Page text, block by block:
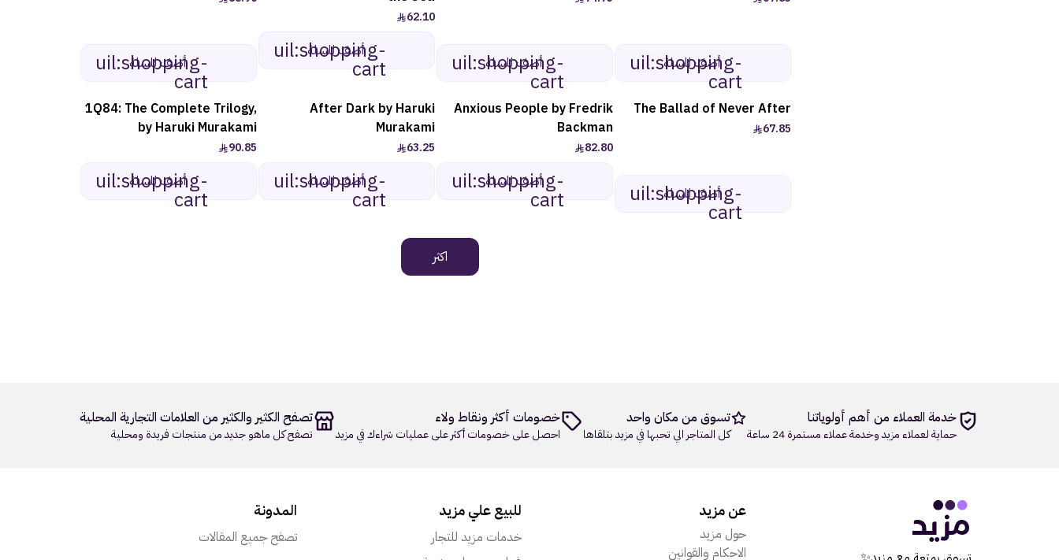
uil:shopping-
cart
أضف للسلة uil:shopping-
cart
أضف للسلة
62.10
uil:shopping-
cart
أضف للسلة uil:shopping-
cart
أضف للسلة
The Ballad of Never After
67.85
uil:shopping-
cart
أضف للسلة
Anxious People by Fredrik
Backman
82.80
uil:shopping-
cart
أضف للسلة
After Dark by Haruki
Murakami
63.25
uil:shopping-
cart
أضف للسلة
1Q84: The Complete Trilogy,
by Haruki Murakami
90.85
uil:shopping-
cart
أضف للسلة
اكثر
خدمة العملاء من أهم أولوياتنا
حماية لعملاء مزيد وخدمة عملاء مستمرة 24 ساعة
تسوق من مكان واحد
كل المتاجر الي تحبها في مزيد بتلقاها
خصومات أكثر ونقاط ولاء
احصل على خصومات أكثر على عمليات شراءك في مزيد
تصفح الكثير والكثير من العلامات التجارية المحلية
تصفح كل ماهو جديد من منتجات فريدة ومحلية
عن مزيد
حول مزيد
الاحكام والقوانين
للبيع علي مزيد
خدمات مزيد للتجار
المدونة
تصفح جميع المقالات